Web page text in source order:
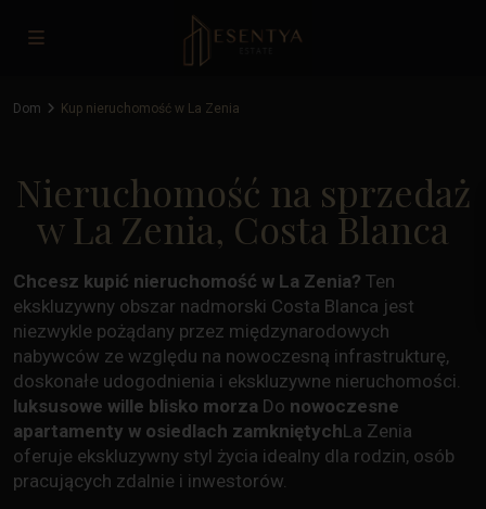
Dom Kup nieruchomość w La Zenia
Nieruchomość na sprzedaż
w La Zenia, Costa Blanca
Chcesz kupić nieruchomość w La Zenia? Ten
ekskluzywny obszar nadmorski Costa Blanca jest
niezwykle pożądany przez międzynarodowych
nabywców ze względu na nowoczesną infrastrukturę,
doskonałe udogodnienia i ekskluzywne nieruchomości.
luksusowe wille blisko morza Do nowoczesne
apartamenty w osiedlach zamkniętychLa Zenia
oferuje ekskluzywny styl życia idealny dla rodzin, osób
pracujących zdalnie i inwestorów.